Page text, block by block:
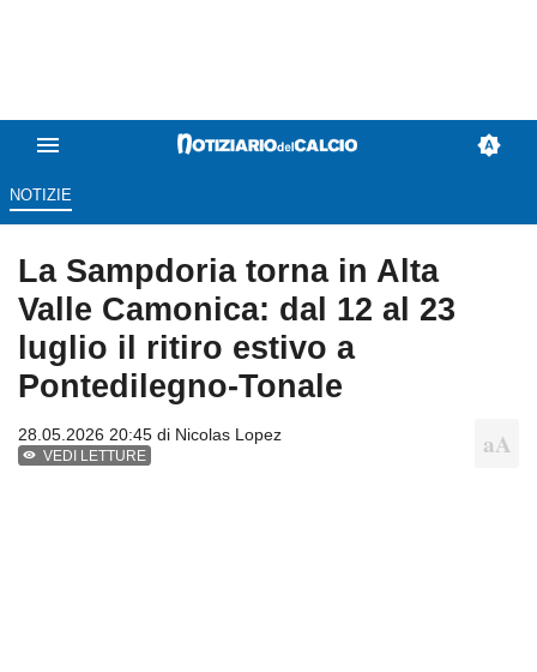
NOTIZIE
La Sampdoria torna in Alta
Valle Camonica: dal 12 al 23
luglio il ritiro estivo a
Pontedilegno-Tonale
28.05.2026 20:45 di Nicolas Lopez
VEDI LETTURE